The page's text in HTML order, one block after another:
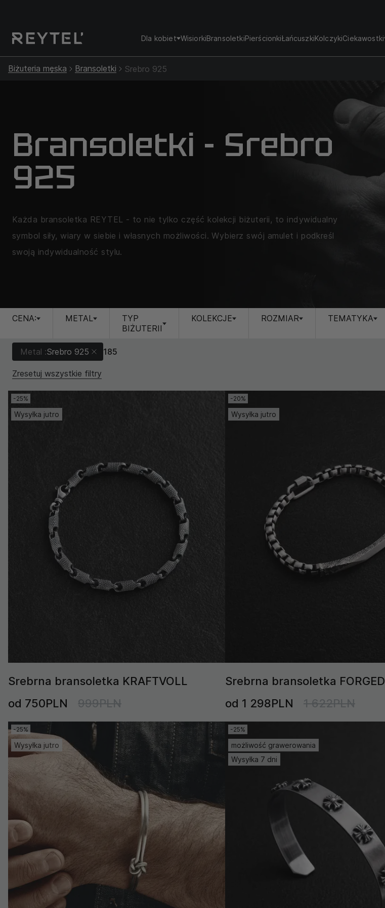
Dla kobiet WisiorkiBransoletkiPierścionkiŁańcuszkiKolczykiCiekawostki
Biżuteria męska Bransoletki Srebro 925
Bransoletki - Srebro
925
Każda bransoletka REYTEL - to nie tylko część kolekcji biżuterii, to indywidualny
symbol siły, wiary w siebie i własnych możliwości. Wybierz swój amulet i podkreśl
swoją indywidualność stylu.
CENA: METAL
TYP
BIŻUTERII
KOLEKCJE ROZMIAR TEMATYKA
Metal :Srebro 925 185
Zresetuj wszystkie filtry
-25%
Wysyłka jutro
Srebrna bransoletka KRAFTVOLL
od 750PLN
999PLN
-20%
Wysyłka jutro
Srebrna bransoletka FORGED
od 1 298PLN
1 622PLN
-25%
Wysyłka jutro
-25%
możliwość grawerowania
Wysyłka 7 dni